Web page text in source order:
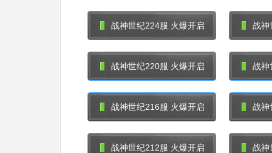
战神世纪224服 火爆开启 战神
战神世纪220服 火爆开启 战神
战神世纪216服 火爆开启 战神
战神世纪212服 火爆开启 战神